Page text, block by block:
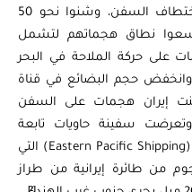
سواء عبر الهجمات عن بعد أو اختطاف السفن، وشنوا نحو 50
نطاق هجماتهم لتشمل
على حركة الملاحة في البحر
بنحو 90 % في العام 2024، وانخفض حجم البضائع في قناة
كما شنت إيران هجمات على السفن
سفينة حاويات تابعة
لشركة “إيسترن باسيفيك شيبينغ” (Eastern Pacific Shipping) التي
من طائرة إيرانية من طراز